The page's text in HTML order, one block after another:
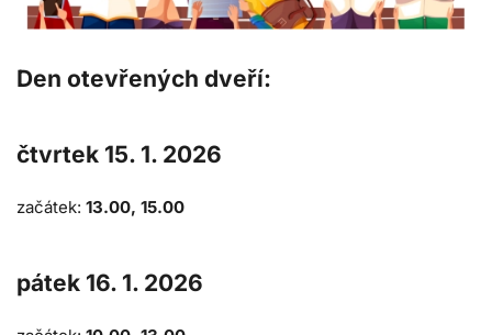
Den otevřených dveří:
čtvrtek 15. 1. 2026
začátek: 13.00, 15.00
pátek 16. 1. 2026